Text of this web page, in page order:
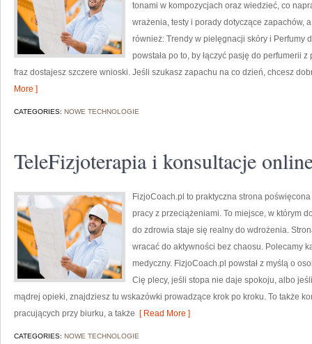
tonami w kompozycjach oraz wiedzieć, co
wrażenia, testy i porady dotyczące zapachów,
również: Trendy w pielęgnacji skóry i Perfumy
powstała po to, by łączyć pasję do perfumerii
fraz dostajesz szczere wnioski. Jeśli szukasz zapachu na co dzień, chcesz
More ]
CATEGORIES: NOWE TECHNOLOGIE
TeleFizjoterapia i konsultacje
FizjoCoach.pl to praktyczna strona
pracy z przeciążeniami. To miejsce, w którym
do zdrowia staje się realny do wdrożenia.
wracać do aktywności bez chaosu. Polecamy
medyczny. FizjoCoach.pl powstał z myślą o
Cię plecy, jeśli stopa nie daje spokoju, albo
mądrej opieki, znajdziesz tu wskazówki prowadzące krok po kroku. To także
pracujących przy biurku, a także [ Read More ]
CATEGORIES: NOWE TECHNOLOGIE